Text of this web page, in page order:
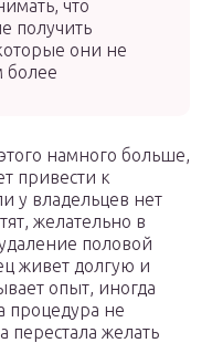
что
получить
они не
более
намного больше,
привести к
у владельцев нет
желательно в
половой
живет долгую и
опыт, иногда
процедура не
перестала желать